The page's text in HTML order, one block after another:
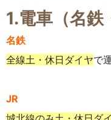
1.電車（名鉄
名鉄
全線土・休日ダイヤで
JR